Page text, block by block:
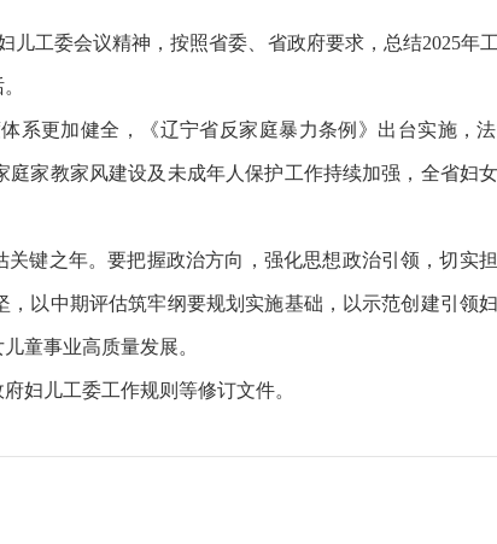
工委会议精神，按照省委、省政府要求，总结2025年
更加健全，《辽宁省反家庭暴力条例》出台实施，
家教家风建设及未成年人保护工作持续加强，全省妇
键之年。要把握政治方向，强化思想政治引领，切实
以中期评估筑牢纲要规划实施基础，以示范创建引领妇
童事业高质量发展。
妇儿工委工作规则等修订文件。